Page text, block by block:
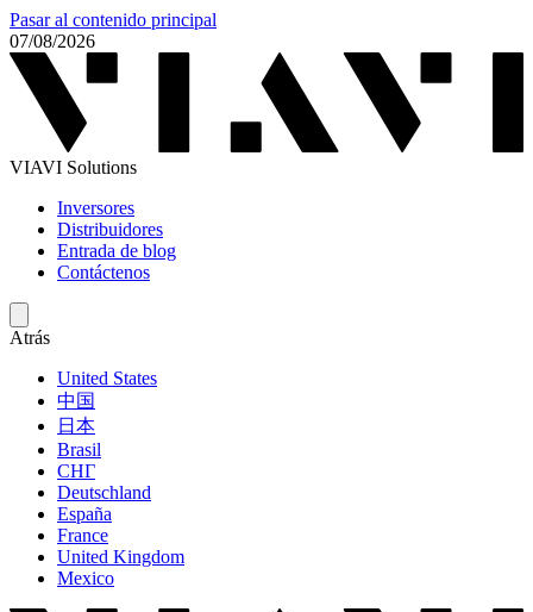
Pasar al contenido principal
07/08/2026
VIAVI Solutions
Inversores
Distribuidores
Entrada de blog
Contáctenos
Atrás
United States
中国
日本
Brasil
СНГ
Deutschland
España
France
United Kingdom
Mexico